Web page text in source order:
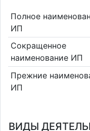
Полное
ИП
Сокращенное
наименование ИП
Прежние
ИП
ВИДЫ